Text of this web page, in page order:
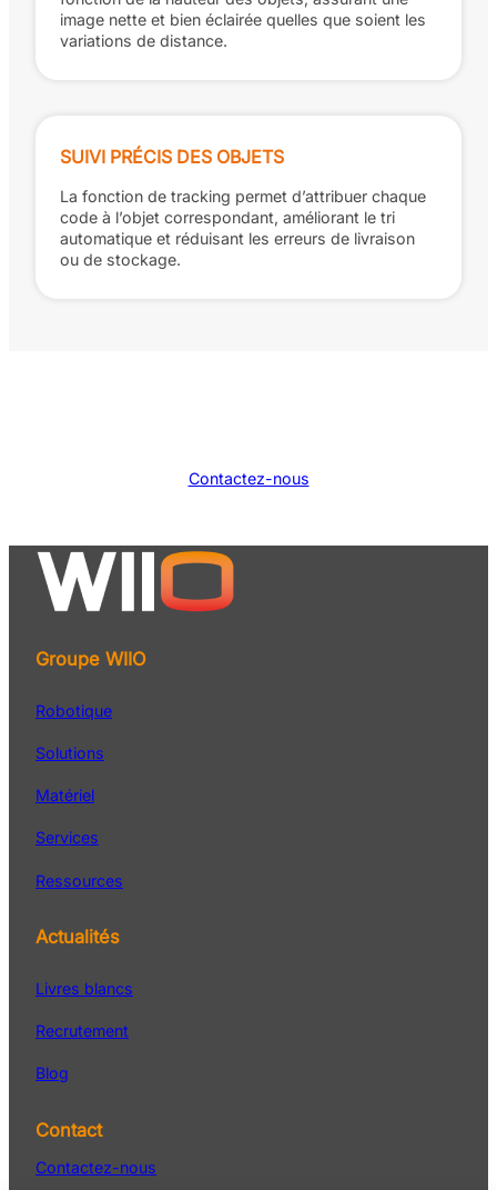
image nette et bien éclairée quelles que soient les
variations de distance.
SUIVI PRÉCIS DES OBJETS
La fonction de tracking permet d’attribuer chaque
code à l’objet correspondant, améliorant le tri
automatique et réduisant les erreurs de livraison
ou de stockage.
Contactez-nous
Groupe WIIO
Robotique
Solutions
Matériel
Services
Ressources
Actualités
Livres blancs
Recrutement
Blog
Contact
Contactez-nous